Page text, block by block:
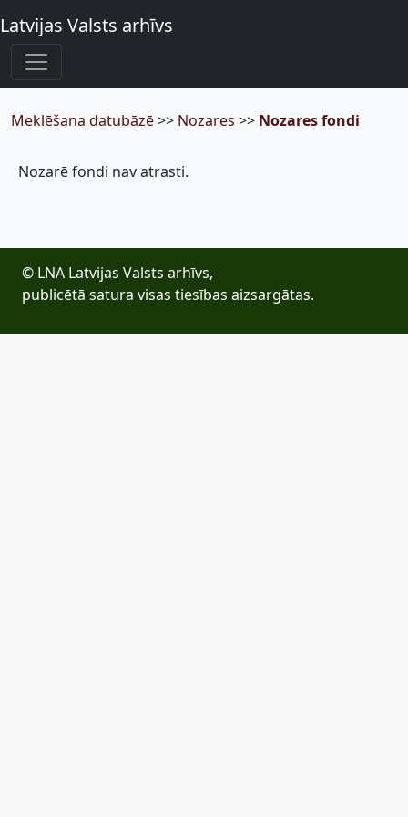
Latvijas Valsts arhīvs
Meklēšana datubāzē>> Nozares >> Nozares fondi
Nozarē fondi nav atrasti.
© LNA Latvijas Valsts arhīvs,
publicētā satura visas tiesības aizsargātas.